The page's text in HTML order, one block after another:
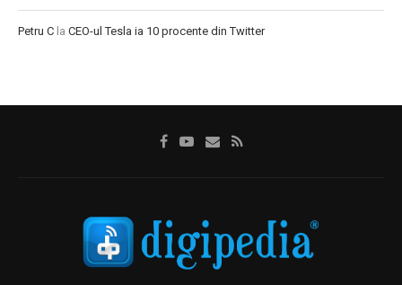
Petru C la CEO-ul Tesla ia 10 procente din Twitter